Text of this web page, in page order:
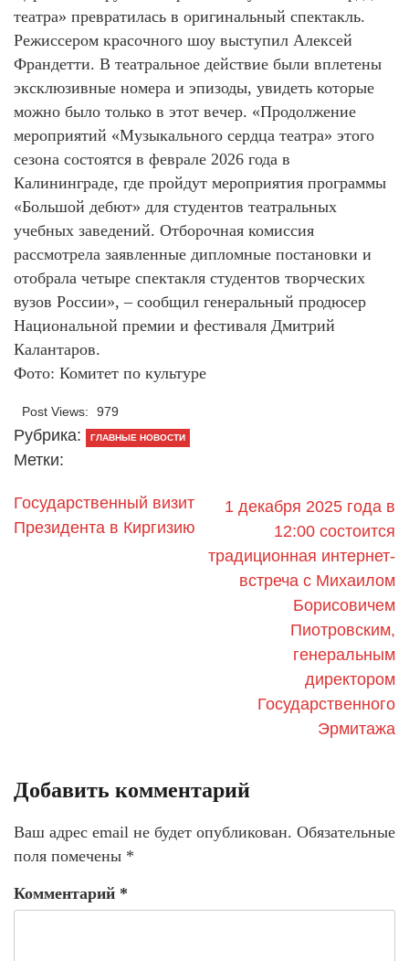
театра» превратилась в оригинальный спектакль.
Режиссером красочного шоу выступил Алексей
Франдетти. В театральное действие были вплетены
эксклюзивные номера и эпизоды, увидеть которые
можно было только в этот вечер. «Продолжение
мероприятий «Музыкального сердца театра» этого
сезона состоятся в феврале 2026 года в
Калининграде, где пройдут мероприятия программы
«Большой дебют» для студентов театральных
учебных заведений. Отборочная комиссия
рассмотрела заявленные дипломные постановки и
отобрала четыре спектакля студентов творческих
вузов России», – сообщил генеральный продюсер
Национальной премии и фестиваля Дмитрий
Калантаров.
Фото: Комитет по культуре
Post Views: 979
Рубрика: ГЛАВНЫЕ НОВОСТИ
Метки:
Государственный визит
Президента в Киргизию
1 декабря 2025 года в
12:00 состоится
традиционная интернет-
встреча с Михаилом
Борисовичем
Пиотровским,
генеральным
директором
Государственного
Эрмитажа
Добавить комментарий
Ваш адрес email не будет опубликован. Обязательные
поля помечены *
Комментарий *